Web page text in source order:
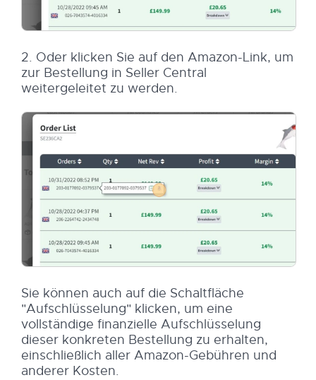
2. Oder klicken Sie auf den Amazon-Link, um
zur Bestellung in Seller Central
weitergeleitet zu werden.
Sie können auch auf die Schaltfläche
"Aufschlüsselung" klicken, um eine
vollständige finanzielle Aufschlüsselung
dieser konkreten Bestellung zu erhalten,
einschließlich aller Amazon-Gebühren und
anderer Kosten.